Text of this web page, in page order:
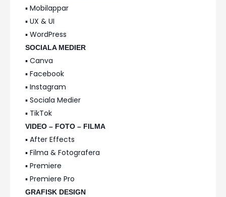
▪️ Mobilappar
▪️ UX & UI
▪️ WordPress
SOCIALA MEDIER
▪️ Canva
▪️ Facebook
▪️ Instagram
▪️ Sociala Medier
▪️ TikTok
VIDEO – FOTO – FILMA
▪️ After Effects
▪️ Filma & Fotografera
▪️ Premiere
▪️ Premiere Pro
GRAFISK DESIGN